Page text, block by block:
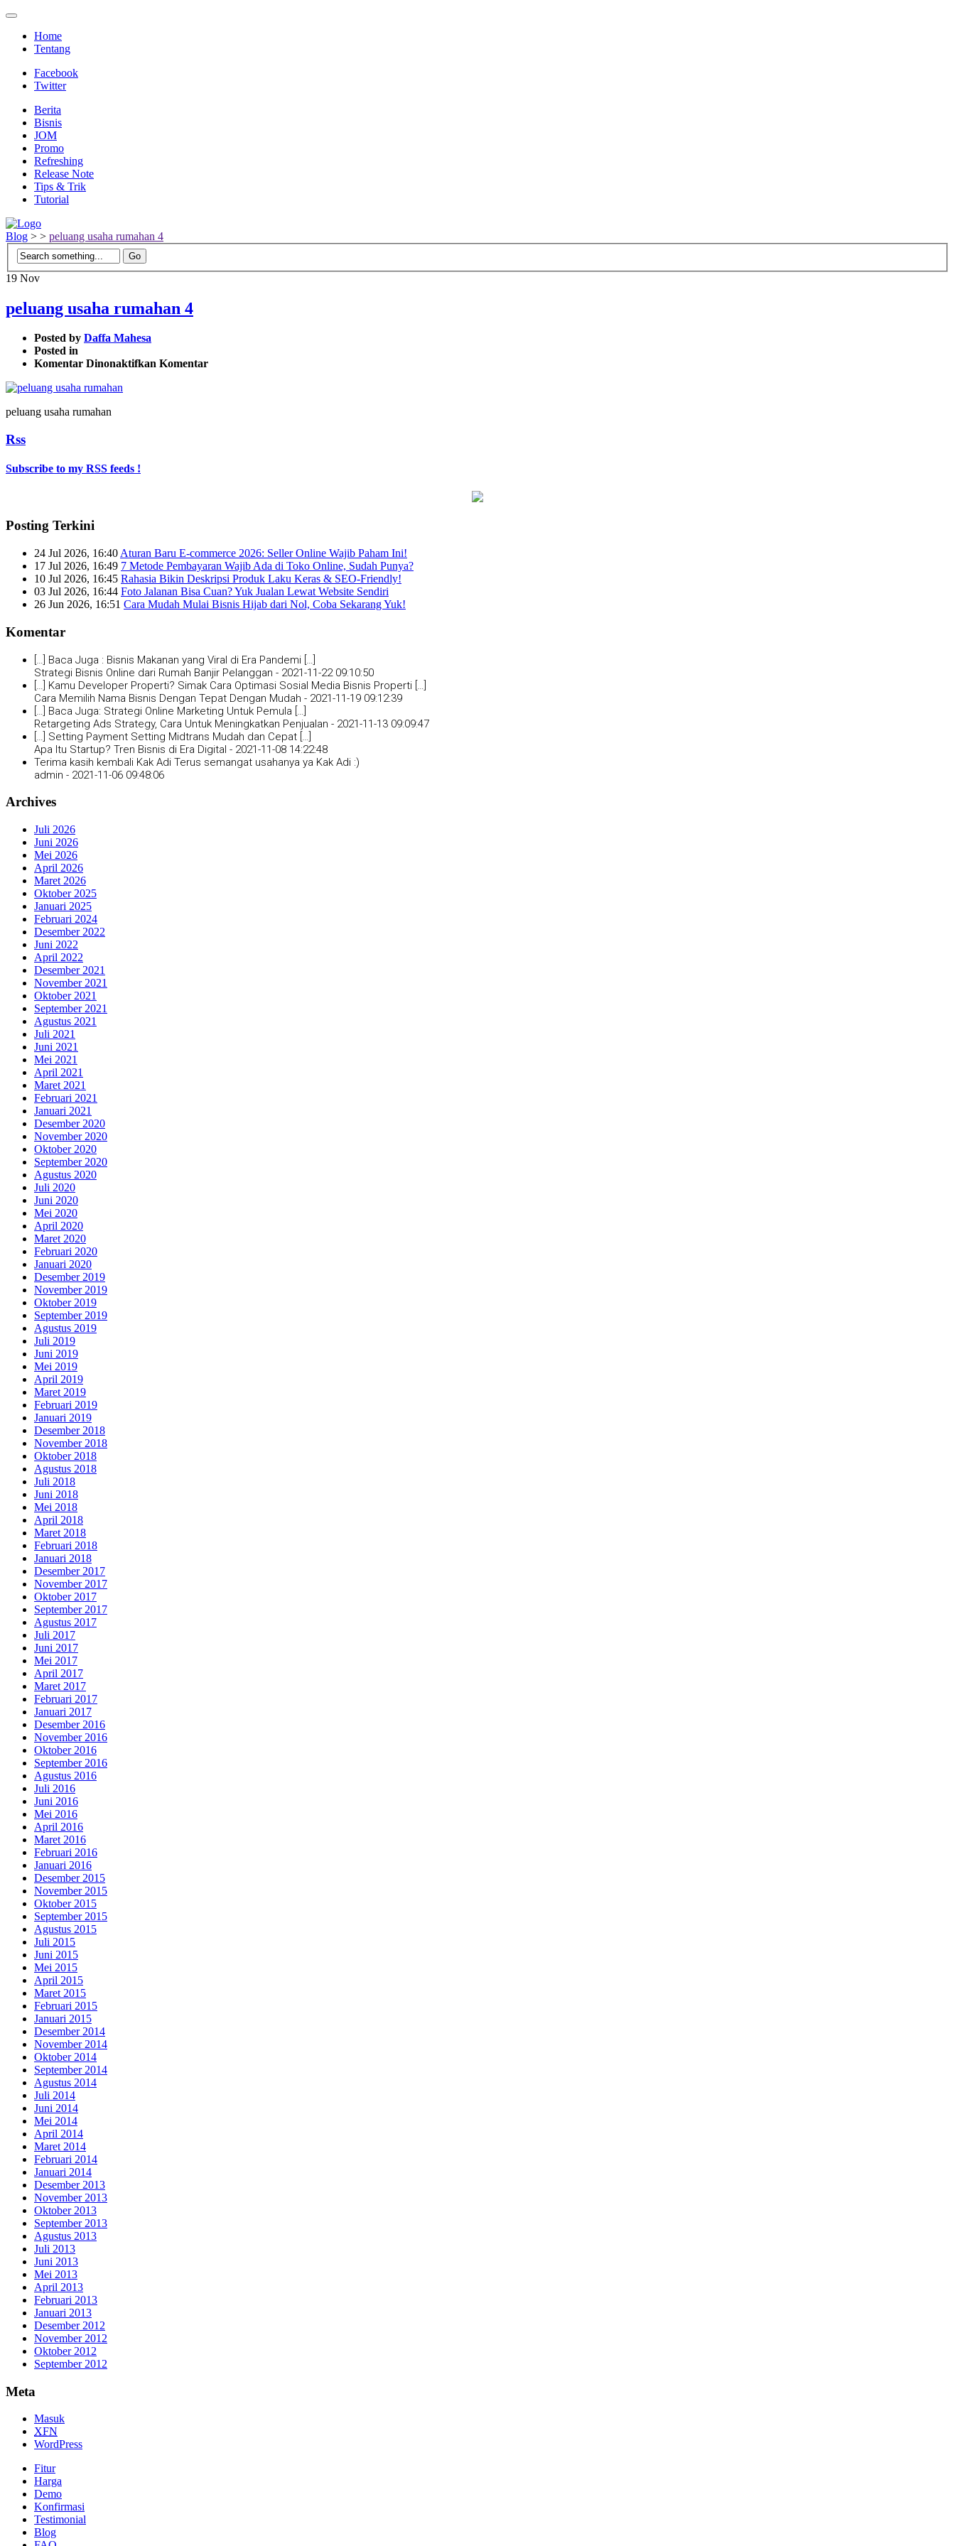
Home
Tentang
Facebook
Twitter
Berita
Bisnis
JOM
Promo
Refreshing
Release Note
Tips & Trik
Tutorial
Blog > > peluang usaha rumahan 4
19 Nov
peluang usaha rumahan 4
Posted by Daffa Mahesa
Posted in
Komentar Dinonaktifkan pada
Komentar
peluang usaha rumahan
Rss
Subscribe to my RSS feeds !
Posting Terkini
24 Jul 2026, 16:40 Aturan Baru E-commerce 2026: Seller Online Wajib Paham Ini!
17 Jul 2026, 16:49 7 Metode Pembayaran Wajib Ada di Toko Online, Sudah Punya?
10 Jul 2026, 16:45 Rahasia Bikin Deskripsi Produk Laku Keras & SEO-Friendly!
03 Jul 2026, 16:44 Foto Jalanan Bisa Cuan? Yuk Jualan Lewat Website Sendiri
26 Jun 2026, 16:51 Cara Mudah Mulai Bisnis Hijab dari Nol, Coba Sekarang Yuk!
Komentar
[…] Baca Juga : Bisnis Makanan yang Viral di Era Pandemi […]
Strategi Bisnis Online dari Rumah Banjir Pelanggan - 2021-11-22 09:10:50
[…] Kamu Developer Properti? Simak Cara Optimasi Sosial Media Bisnis Properti […]
Cara Memilih Nama Bisnis Dengan Tepat Dengan Mudah - 2021-11-19 09:12:39
[…] Baca Juga: Strategi Online Marketing Untuk Pemula […]
Retargeting Ads Strategy, Cara Untuk Meningkatkan Penjualan - 2021-11-13 09:09:47
[…] Setting Payment Setting Midtrans Mudah dan Cepat […]
Apa Itu Startup? Tren Bisnis di Era Digital - 2021-11-08 14:22:48
Terima kasih kembali Kak Adi Terus semangat usahanya ya Kak Adi :)
admin - 2021-11-06 09:48:06
Archives
Juli 2026
Juni 2026
Mei 2026
April 2026
Maret 2026
Oktober 2025
Januari 2025
Februari 2024
Desember 2022
Juni 2022
April 2022
Desember 2021
November 2021
Oktober 2021
September 2021
Agustus 2021
Juli 2021
Juni 2021
Mei 2021
April 2021
Maret 2021
Februari 2021
Januari 2021
Desember 2020
November 2020
Oktober 2020
September 2020
Agustus 2020
Juli 2020
Juni 2020
Mei 2020
April 2020
Maret 2020
Februari 2020
Januari 2020
Desember 2019
November 2019
Oktober 2019
September 2019
Agustus 2019
Juli 2019
Juni 2019
Mei 2019
April 2019
Maret 2019
Februari 2019
Januari 2019
Desember 2018
November 2018
Oktober 2018
Agustus 2018
Juli 2018
Juni 2018
Mei 2018
April 2018
Maret 2018
Februari 2018
Januari 2018
Desember 2017
November 2017
Oktober 2017
September 2017
Agustus 2017
Juli 2017
Juni 2017
Mei 2017
April 2017
Maret 2017
Februari 2017
Januari 2017
Desember 2016
November 2016
Oktober 2016
September 2016
Agustus 2016
Juli 2016
Juni 2016
Mei 2016
April 2016
Maret 2016
Februari 2016
Januari 2016
Desember 2015
November 2015
Oktober 2015
September 2015
Agustus 2015
Juli 2015
Juni 2015
Mei 2015
April 2015
Maret 2015
Februari 2015
Januari 2015
Desember 2014
November 2014
Oktober 2014
September 2014
Agustus 2014
Juli 2014
Juni 2014
Mei 2014
April 2014
Maret 2014
Februari 2014
Januari 2014
Desember 2013
November 2013
Oktober 2013
September 2013
Agustus 2013
Juli 2013
Juni 2013
Mei 2013
April 2013
Februari 2013
Januari 2013
Desember 2012
November 2012
Oktober 2012
September 2012
Meta
Masuk
XFN
WordPress
Fitur
Harga
Demo
Konfirmasi
Testimonial
Blog